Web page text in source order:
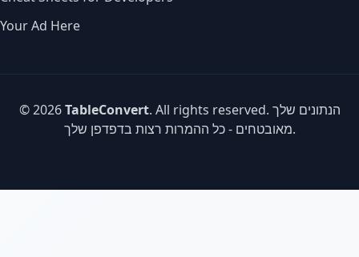
Your Ad Here
© 2026TableConvert. All rights reserved. הנתונים שלך
מאובטחים - כל ההמרות רצות בדפדפן שלך.